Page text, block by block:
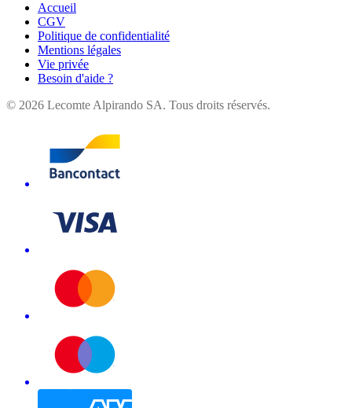
Accueil
CGV
Politique de confidentialité
Mentions légales
Vie privée
Besoin d'aide ?
© 2026 Lecomte Alpirando SA. Tous droits réservés.